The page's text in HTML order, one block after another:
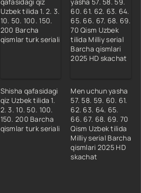
Shisha qafasidagi
qiz Uzbek tilida 1.
2. 3. 10. 50. 100.
150. 200 Barcha
qismlar turk seriali
Men uchun yasha
57. 58. 59. 60. 61.
62. 63. 64. 65.
66. 67. 68. 69. 70
Qism Uzbek tilida
Milliy serial Barcha
qismlari 2025 HD
skachat